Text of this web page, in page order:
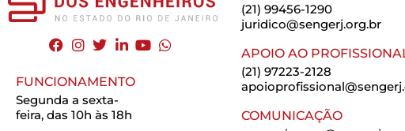
FUNCIONAMENTO
Segunda a sexta-
feira, das 10h às 18h
(21) 99456-1290
juridico@sengerj.org.br
APOIO AO
(21) 97223-2128
COMUNICAÇÃO